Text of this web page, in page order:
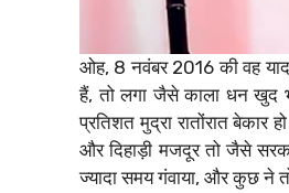
ओह, 8 नवंबर 2016 की वह
हैं, तो लगा जैसे काला धन
प्रतिशत मुद्रा रातोंरात बेकार
और दिहाड़ी मजदूर तो जैसे
ज्यादा समय गंवाया, और कुछ ने